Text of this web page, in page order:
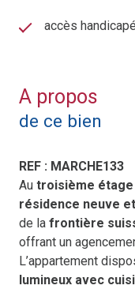
accès handicapé
A propos
de ce bien
REF : MARCHE133
Au troisième étage
résidence neuve
de la frontière
offrant un
L’appartement
lumineux avec